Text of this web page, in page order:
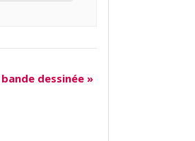
dessinée »